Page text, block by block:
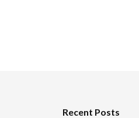
Recent Posts